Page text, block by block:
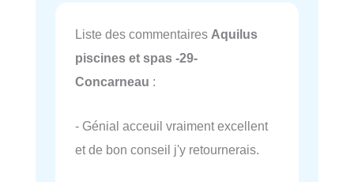
Liste des commentaires Aquilus
piscines et spas -29-
Concarneau :
- Génial acceuil vraiment excellent
et de bon conseil j'y retournerais.